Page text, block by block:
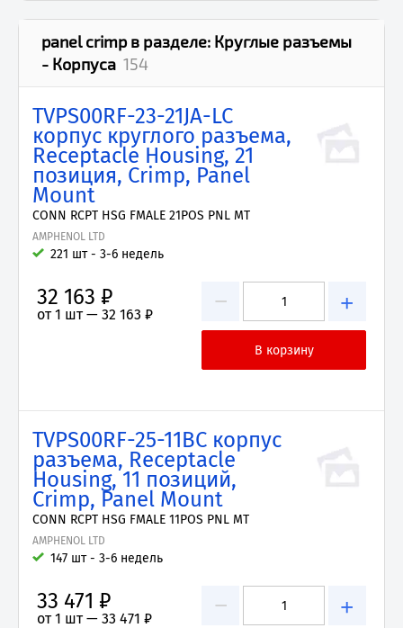
panel crimpв разделе: Круглые разъемы
- Корпуса 154
TVPS00RF-23-21JA-LC
корпус круглого разъема,
Receptacle Housing, 21
позиция, Crimp, Panel
Mount
CONN RCPT HSG FMALE 21POS PNL MT
AMPHENOL LTD
221 шт - 3-6 недель
− +
32 163 ₽
от 1 шт — 32 163 ₽
TVPS00RF-25-11BC корпус
разъема, Receptacle
Housing, 11 позиций,
Crimp, Panel Mount
CONN RCPT HSG FMALE 11POS PNL MT
AMPHENOL LTD
147 шт - 3-6 недель
− +
33 471 ₽
от 1 шт — 33 471 ₽